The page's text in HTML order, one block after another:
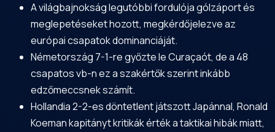
A világbajnokság legutóbbi fordulója gólzáport és
meglepetéseket hozott, megkérdőjelezve az
európai csapatok dominanciáját.
Németország 7-1-re győzte le Curaçaót, de a 48
csapatos vb-n ez a szakértők szerint inkább
edzőmeccsnek számít.
Hollandia 2-2-es döntetlent játszott Japánnal, Ronald
Koeman kapitányt kritikák érték a taktikai hibák miatt,